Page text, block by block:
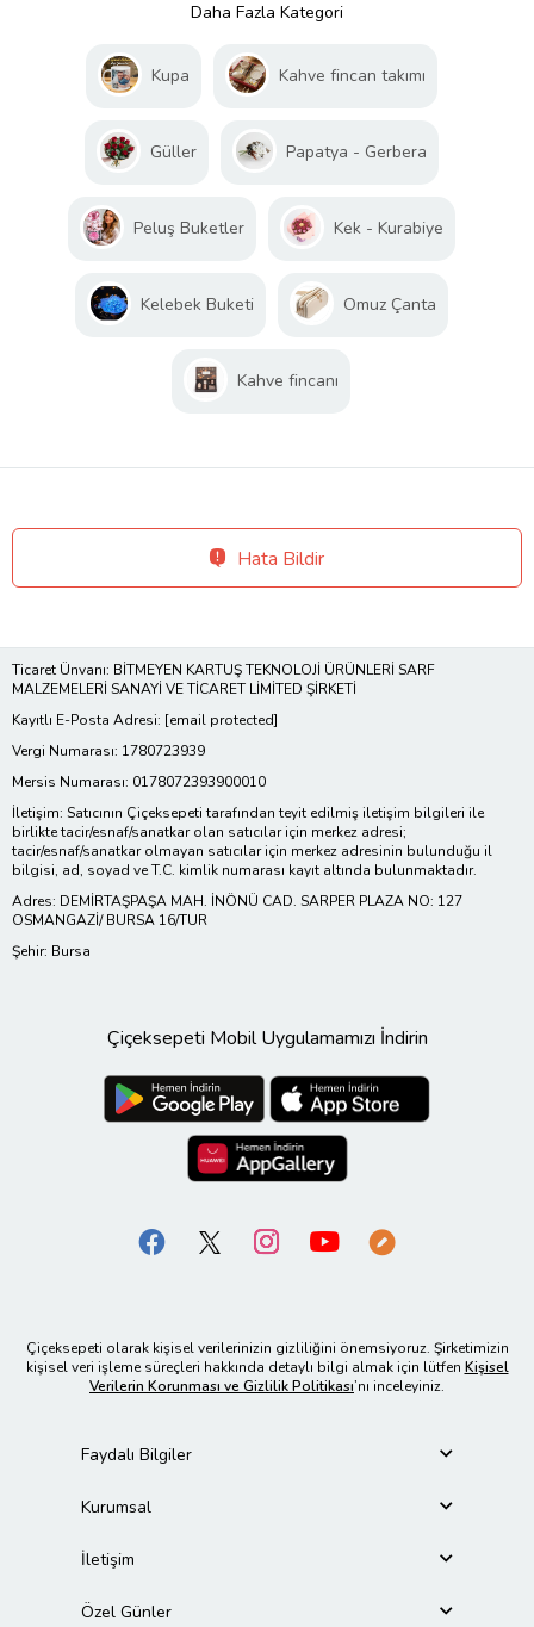
Daha Fazla Kategori
Kupa Kahve fincan takımı
Güller Papatya - Gerbera
Peluş Buketler Kek - Kurabiye
Kelebek Buketi Omuz Çanta
Kahve fincanı
Hata Bildir
Ticaret Ünvanı: BİTMEYEN KARTUŞ TEKNOLOJİ ÜRÜNLERİ SARF
MALZEMELERİ SANAYİ VE TİCARET LİMİTED ŞİRKETİ
Kayıtlı E-Posta Adresi: [email protected]
Vergi Numarası: 1780723939
Mersis Numarası: 0178072393900010
İletişim: Satıcının Çiçeksepeti tarafından teyit edilmiş iletişim bilgileri ile
birlikte tacir/esnaf/sanatkar olan satıcılar için merkez adresi;
tacir/esnaf/sanatkar olmayan satıcılar için merkez adresinin bulunduğu il
bilgisi, ad, soyad ve T.C. kimlik numarası kayıt altında bulunmaktadır.
Adres: DEMİRTAŞPAŞA MAH. İNÖNÜ CAD. SARPER PLAZA NO: 127
OSMANGAZİ/ BURSA 16/TUR
Şehir: Bursa
Çiçeksepeti Mobil Uygulamamızı İndirin
Çiçeksepeti olarak kişisel verilerinizin gizliliğini önemsiyoruz. Şirketimizin
kişisel veri işleme süreçleri hakkında detaylı bilgi almak için lütfen Kişisel
Verilerin Korunması ve Gizlilik Politikası’nı inceleyiniz.
Faydalı Bilgiler
Kurumsal
İletişim
Özel Günler